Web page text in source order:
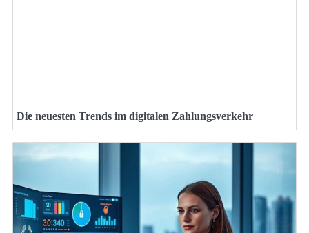
Die neuesten Trends im digitalen Zahlungsverkehr